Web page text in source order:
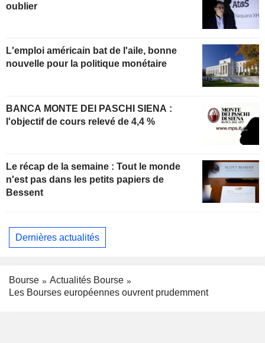
oublier
L'emploi américain bat de l'aile, bonne
nouvelle pour la politique monétaire
BANCA MONTE DEI PASCHI SIENA :
l'objectif de cours relevé de 4,4 %
Le récap de la semaine : Tout le monde
n'est pas dans les petits papiers de
Bessent
Dernières actualités
Bourse
Actualités Bourse
Les Bourses européennes ouvrent prudemment